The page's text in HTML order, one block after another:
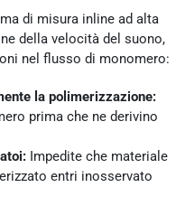
di misura inline ad alta
della velocità del suono,
nel flusso di monomero:
la polimerizzazione:
prima che ne derivino
Impedite che materiale
entri inosservato